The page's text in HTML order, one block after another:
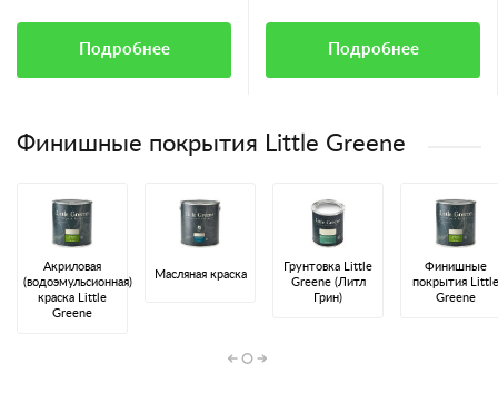
Подробнее Подробнее
Финишные покрытия Little Greene
Акриловая
(водоэмульсионная)
краска Little
Greene
Масляная краска
Грунтовка Little
Greene (Литл
Грин)
Финишные
покрытия Little
Greene